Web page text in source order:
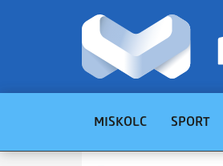
MISKOLC SPORT